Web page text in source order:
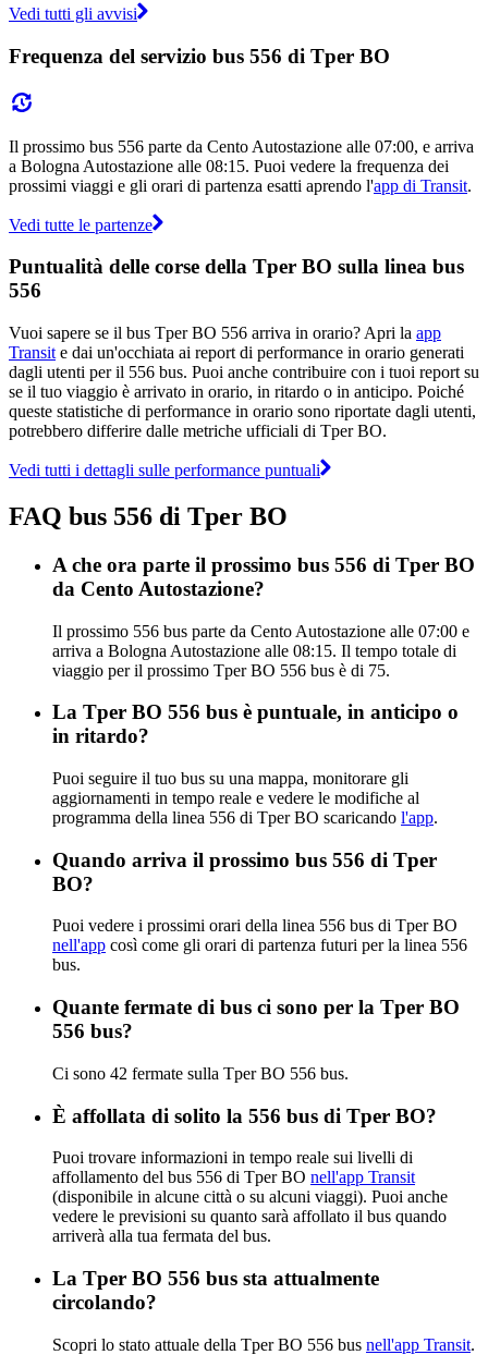
Vedi tutti gli avvisi
Frequenza del servizio bus 556 di Tper BO
Il prossimo bus 556 parte da Cento Autostazione alle 07:00, e arriva
a Bologna Autostazione alle 08:15. Puoi vedere la frequenza dei
prossimi viaggi e gli orari di partenza esatti aprendo l'app di Transit.
Vedi tutte le partenze
Puntualità delle corse della Tper BO sulla linea bus
556
Vuoi sapere se il bus Tper BO 556 arriva in orario? Apri la app
Transit e dai un'occhiata ai report di performance in orario generati
dagli utenti per il 556 bus. Puoi anche contribuire con i tuoi report su
se il tuo viaggio è arrivato in orario, in ritardo o in anticipo. Poiché
queste statistiche di performance in orario sono riportate dagli utenti,
potrebbero differire dalle metriche ufficiali di Tper BO.
Vedi tutti i dettagli sulle performance puntuali
FAQ bus 556 di Tper BO
A che ora parte il prossimo bus 556 di Tper BO
da Cento Autostazione?
Il prossimo 556 bus parte da Cento Autostazione alle 07:00 e
arriva a Bologna Autostazione alle 08:15. Il tempo totale di
viaggio per il prossimo Tper BO 556 bus è di 75.
La Tper BO 556 bus è puntuale, in anticipo o
in ritardo?
Puoi seguire il tuo bus su una mappa, monitorare gli
aggiornamenti in tempo reale e vedere le modifiche al
programma della linea 556 di Tper BO scaricando l'app.
Quando arriva il prossimo bus 556 di Tper
BO?
Puoi vedere i prossimi orari della linea 556 bus di Tper BO
nell'app così come gli orari di partenza futuri per la linea 556
bus.
Quante fermate di bus ci sono per la Tper BO
556 bus?
Ci sono 42 fermate sulla Tper BO 556 bus.
È affollata di solito la 556 bus di Tper BO?
Puoi trovare informazioni in tempo reale sui livelli di
affollamento del bus 556 di Tper BO nell'app Transit
(disponibile in alcune città o su alcuni viaggi). Puoi anche
vedere le previsioni su quanto sarà affollato il bus quando
arriverà alla tua fermata del bus.
La Tper BO 556 bus sta attualmente
circolando?
Scopri lo stato attuale della Tper BO 556 bus nell'app Transit.